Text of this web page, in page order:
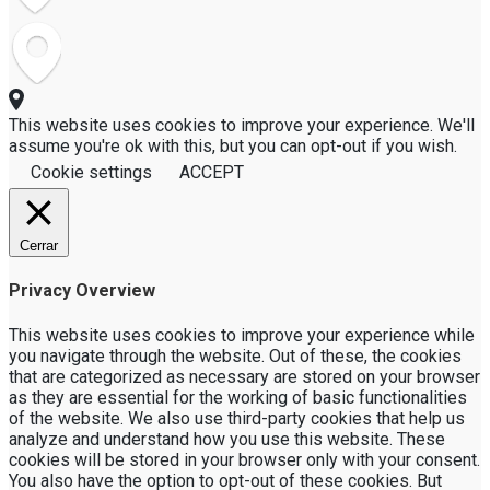
This website uses cookies to improve your experience. We'll
assume you're ok with this, but you can opt-out if you wish.
Cookie settings
ACCEPT
Cerrar
Privacy Overview
This website uses cookies to improve your experience while
you navigate through the website. Out of these, the cookies
that are categorized as necessary are stored on your browser
as they are essential for the working of basic functionalities
of the website. We also use third-party cookies that help us
analyze and understand how you use this website. These
cookies will be stored in your browser only with your consent.
You also have the option to opt-out of these cookies. But